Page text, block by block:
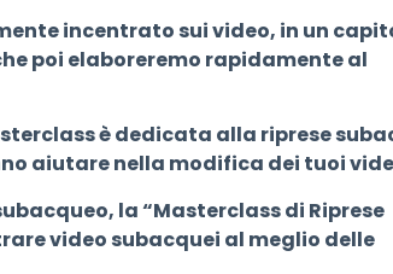
incentrato sui video, in un
poi elaboreremo rapidamente al
è dedicata alla riprese
aiutare nella modifica dei tuoi
la “Masterclass di Riprese
video subacquei al meglio delle